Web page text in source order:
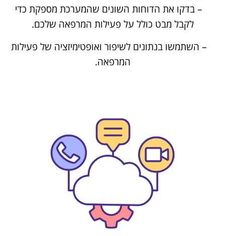
– בדקו את הדוחות השונים שהמערכת מספקת כדי
לקבל מבט כולל על פעילות המרפאה שלכם.
– השתמשו בנתונים לשיפור ואופטימיזציה של פעילות
המרפאה.